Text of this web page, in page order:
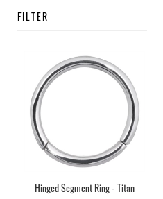
FILTER
Hinged Segment Ring - Titan